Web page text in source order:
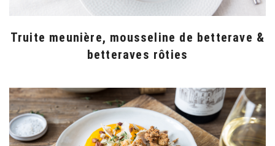
Truite meunière, mousseline de betterave &
betteraves rôties